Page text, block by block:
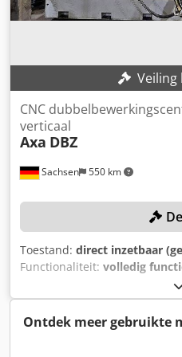
Veiling
Sachsen 550 km
CNC
verticaal
Axa DBZ
Toestand: direct inzetbaar
Functionaliteit: volledig
, verplaatsing Y-
verplaatsingsafstand Z-as:
Heidenhain iTC530, toerental
TECHNISCHE GEGEVENS
mm Verplaatsingsweg Y-as:
Ontdek meer gebruikte